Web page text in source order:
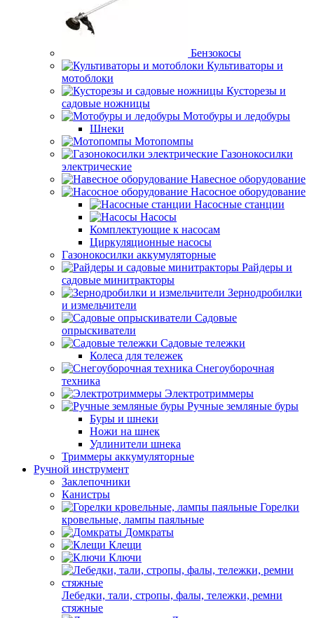
Бензокосы
Культиваторы и
мотоблоки
Кусторезы и
садовые ножницы
Мотобуры и ледобуры
Шнеки
Мотопомпы
Газонокосилки
электрические
Навесное оборудование
Насосное оборудование
Насосные станции
Насосы
Комплектующие к насосам
Циркуляционные насосы
Газонокосилки аккумуляторные
Райдеры и
садовые минитракторы
Зернодробилки
и измельчители
Садовые
опрыскиватели
Садовые тележки
Колеса для тележек
Снегоуборочная
техника
Электротриммеры
Ручные земляные буры
Буры и шнеки
Ножи на шнек
Удлинители шнека
Триммеры аккумуляторные
Ручной инструмент
Заклепочники
Канистры
Горелки
кровельные, лампы паяльные
Домкраты
Клещи
Ключи
Лебедки, тали, стропы, фалы, тележки, ремни
стяжные